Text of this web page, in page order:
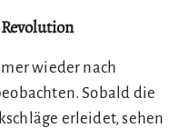
wieder nach
Sobald die
erleidet, sehen